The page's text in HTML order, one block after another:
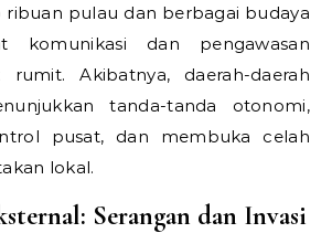
pulau dan berbagai budaya
komunikasi dan pengawasan
rumit. Akibatnya, daerah-daerah
tanda-tanda otonomi,
pusat, dan membuka celah
lokal.
Serangan dan Invasi